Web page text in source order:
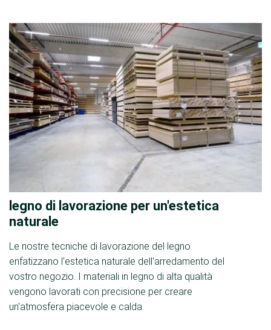
legno di lavorazione per un'estetica
naturale
Le nostre tecniche di lavorazione del legno
enfatizzano l'estetica naturale dell'arredamento del
vostro negozio. I materiali in legno di alta qualità
vengono lavorati con precisione per creare
un'atmosfera piacevole e calda.